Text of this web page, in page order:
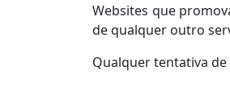
Websites que
de qualquer outro
Qualquer tentativa